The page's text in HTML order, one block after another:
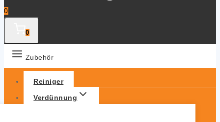
0
0
Zubehör
Reiniger
Verdünnung